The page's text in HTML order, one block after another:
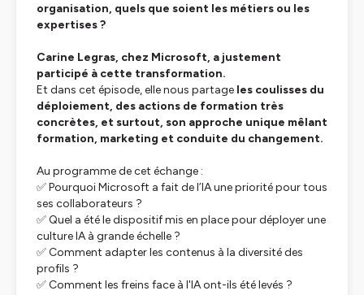
organisation, quels que soient les métiers ou les
expertises ?
Carine Legras, chez Microsoft, a justement
participé à cette transformation.
Et dans cet épisode, elle nous partage les coulisses du
déploiement, des actions de formation très
concrètes, et surtout, son approche unique mêlant
formation, marketing et conduite du changement.
Au programme de cet échange :
✅ Pourquoi Microsoft a fait de l’IA une priorité pour tous
ses collaborateurs ?
✅ Quel a été le dispositif mis en place pour déployer une
culture IA à grande échelle ?
✅ Comment adapter les contenus à la diversité des
profils ?
✅ Comment les freins face à l'IA ont-ils été levés ?